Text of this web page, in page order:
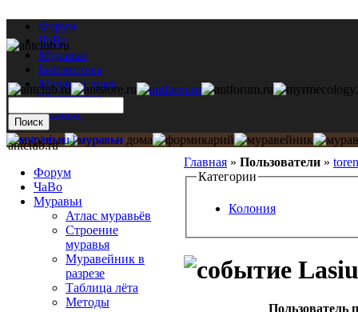
Форум
ЧаВо
Муравьи
Библиотека
Муравьи дома
Мастерская
Каталог
Главная » Пользователи »
Категории
Колония
Пользователь
antclub.ru
Форум
ЧаВо
Муравьи
Атлас муравьёв
Строение
муравья
Муравейник в
разрезе
Таблица лёта
Методы